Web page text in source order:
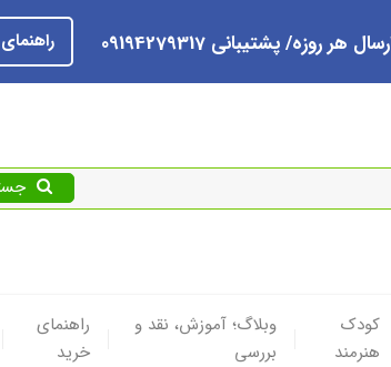
هر روزه/ پشتیبانی 09194279317
جستجو
کودک
هنرمند
وبلاگ؛ آموزش، نقد و
بررسی
راهنمای
خرید